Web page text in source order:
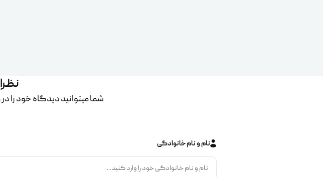
شما میتوانید دیدگاه خود را
نام و نام خانوادگی